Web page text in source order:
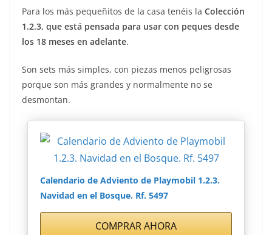
Para los más pequeñitos de la casa tenéis la Colección
1.2.3, que está pensada para usar con peques desde
los 18 meses en adelante.
Son sets más simples, con piezas menos peligrosas
porque son más grandes y normalmente no se
desmontan.
Calendario de Adviento de Playmobil 1.2.3.
Navidad en el Bosque. Rf. 5497
COMPRAR AHORA